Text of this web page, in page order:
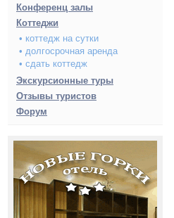
Конференц залы
Коттеджи
• коттедж на сутки
• долгосрочная аренда
• сдать коттедж
Экскурсионные туры
Отзывы туристов
Форум